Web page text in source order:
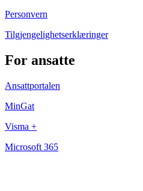
Personvern
Tilgjengelighetserklæringer
For ansatte
Ansattportalen
MinGat
Visma +
Microsoft 365